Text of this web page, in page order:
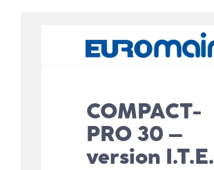
COMPACT-
PRO 30 –
version I.T.E.